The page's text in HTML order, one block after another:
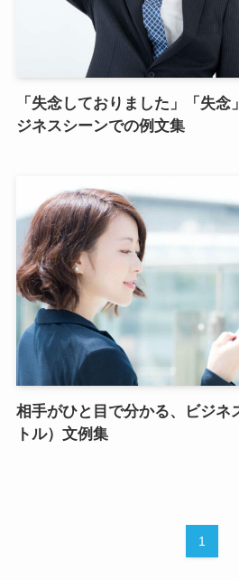
「失念しておりました」「失
ジネスシーンでの例文集
相手がひと目で分かる、ビジネ
トル）文例集
1